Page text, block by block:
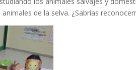
de la selva. ¿Sabrías